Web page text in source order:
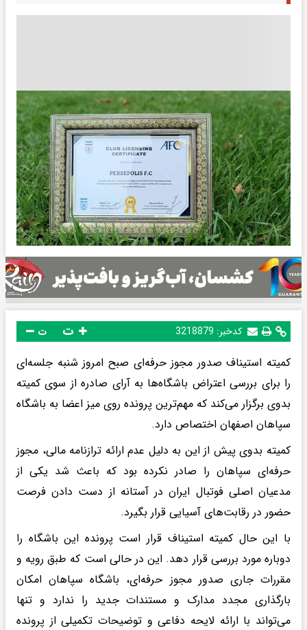
کدخبر: 3218879 ت
کمیته استیناف صدور مجوز حرفه‌ای صبح امروز شنبه جلسه‌ای
را برای بررسی اعتراض باشگاه‌ها به آرای صادره از سوی کمیته
بدوی برگزار می‌کند که مهم‌ترین پرونده روی میز اعضا به باشگاه
سپاهان اصفهان اختصاص دارد.
کمیته بدوی پیش از این به دلیل عدم ارائه ترازنامه مالی، مجوز
حرفه‌ای سپاهان را صادر نکرده بود که باعث شد یکی از
مدعیان اصلی فوتبال ایران در آستانه از دست دادن فرصت
حضور در رقابت‌های آسیایی قرار بگیرد.
با این حال کمیته استیناف قرار است پرونده این باشگاه را
دوباره مورد بررسی قرار دهد. این در حالی است که طبق رویه و
مقررات جاری صدور مجوز حرفه‌ای، باشگاه سپاهان امکان
بارگذاری مجدد مدارک و مستندات جدید را ندارد و تنها
می‌تواند با ارائه لایحه دفاعی و توضیحات تکمیلی از پرونده